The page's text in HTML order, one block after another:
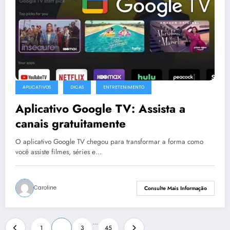
APLICATIVOS DICAS ENTRETENIMENTO
Aplicativo Google TV: Assista a
canais gratuitamente
O aplicativo Google TV chegou para transformar a forma como
você assiste filmes, séries e…
Caroline Consulte Mais Informação
Paginação
1 3
…
45